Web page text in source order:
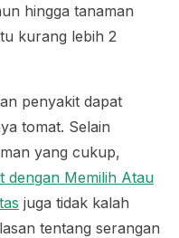
hingga tanaman
kurang lebih 2
penyakit dapat
tomat. Selain
yang cukup,
dengan Memilih Atau
juga tidak kalah
tentang serangan